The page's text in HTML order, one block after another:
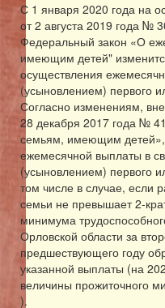
С 1 января 2020 года на
от 2 августа 2019 года №
Федеральный закон «О
имеющим детей"
осуществления
(усыновлением) первого
Согласно изменениям,
28 декабря 2017 года №
семьям, имеющим детей»,
ежемесячной выплаты в
(усыновлением) первого
том числе в случае, если
семьи не превышает 2-
минимума
Орловской области за
предшествующего году
указанной выплаты (на
величины прожиточного
).